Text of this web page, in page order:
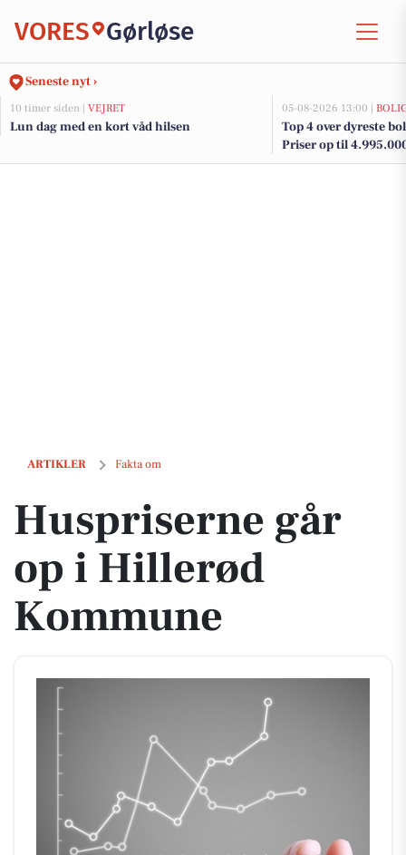
VORES Gørløse
Seneste nyt ›
10 timer siden | VEJRET
Lun dag med en kort våd hilsen
05-08-2026 13:00 |
Top 4 over dyreste
Priser op til
ARTIKLER Fakta om
Huspriserne går op i Hillerød Kommune
Huspriserne går
op i Hillerød
Kommune